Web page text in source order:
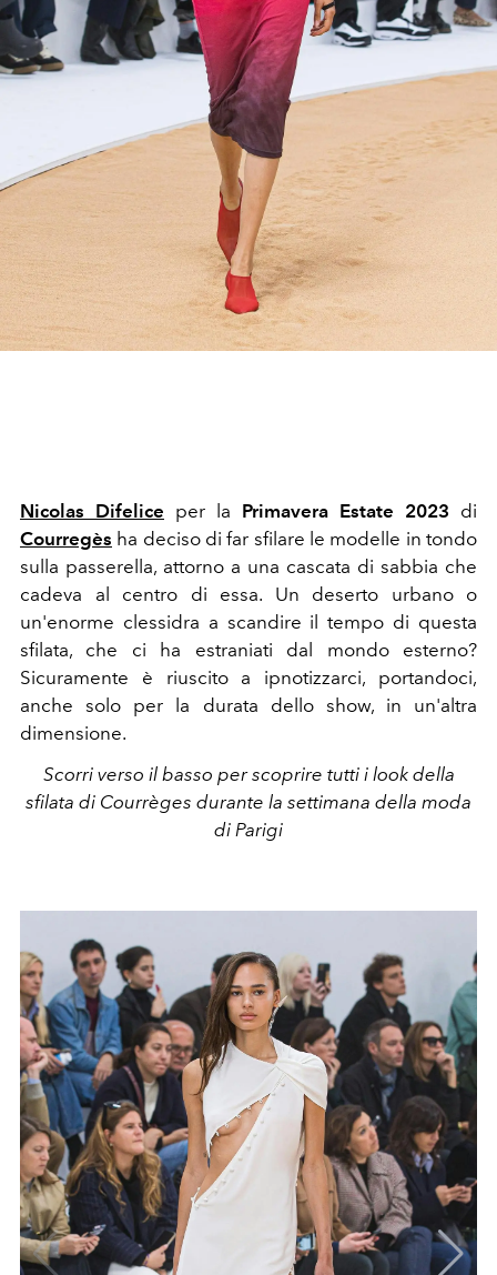
Nicolas Difelice per la Primavera Estate 2023 di
Courregès ha deciso di far sfilare le modelle in tondo
sulla passerella, attorno a una cascata di sabbia che
cadeva al centro di essa. Un deserto urbano o
un'enorme clessidra a scandire il tempo di questa
sfilata, che ci ha estraniati dal mondo esterno?
Sicuramente è riuscito a ipnotizzarci, portandoci,
anche solo per la durata dello show, in un'altra
dimensione.
Scorri verso il basso per scoprire tutti i look della
sfilata di Courrèges durante la settimana della moda
di Parigi